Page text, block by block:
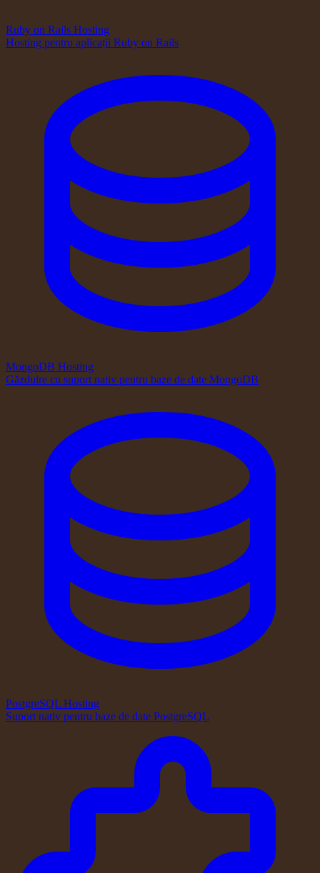
Ruby on Rails Hosting
Hosting pentru aplicații Ruby on Rails
MongoDB Hosting
Găzduire cu suport nativ pentru baze de date MongoDB
PostgreSQL Hosting
Suport nativ pentru baze de date PostgreSQL